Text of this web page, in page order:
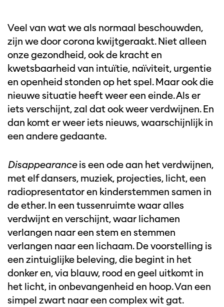
Veel van wat we als normaal beschouwden,
zijn we door corona kwijtgeraakt. Niet alleen
onze gezondheid, ook de kracht en
kwetsbaarheid van intuïtie, naïviteit, urgentie
en openheid stonden op het spel. Maar ook die
nieuwe situatie heeft weer een einde. Als er
iets verschijnt, zal dat ook weer verdwijnen. En
dan komt er weer iets nieuws, waarschijnlijk in
een andere gedaante.
Disappearanceis een ode aan het verdwijnen,
met elf dansers, muziek, projecties, licht, een
radiopresentator en kinderstemmen samen in
de ether. In een tussenruimte waar alles
verdwijnt en verschijnt, waar lichamen
verlangen naar een stem en stemmen
verlangen naar een lichaam. De voorstelling is
een zintuiglijke beleving, die begint in het
donker en, via blauw, rood en geel uitkomt in
het licht, in onbevangenheid en hoop. Van een
simpel zwart naar een complex wit gat.